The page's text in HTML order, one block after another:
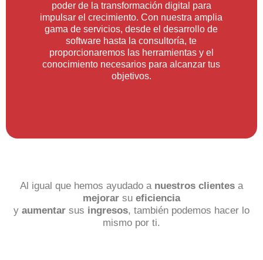
poder de la transformación digital para
impulsar el crecimiento. Con nuestra amplia
gama de servicios, desde el desarrollo de
software hasta la consultoría, te
proporcionaremos las herramientas y el
conocimiento necesarios para alcanzar tus
objetivos.
Al igual que hemos ayudado a nuestros clientes a
mejorar su eficiencia
y aumentar sus ingresos, también podemos hacer lo
mismo por ti.